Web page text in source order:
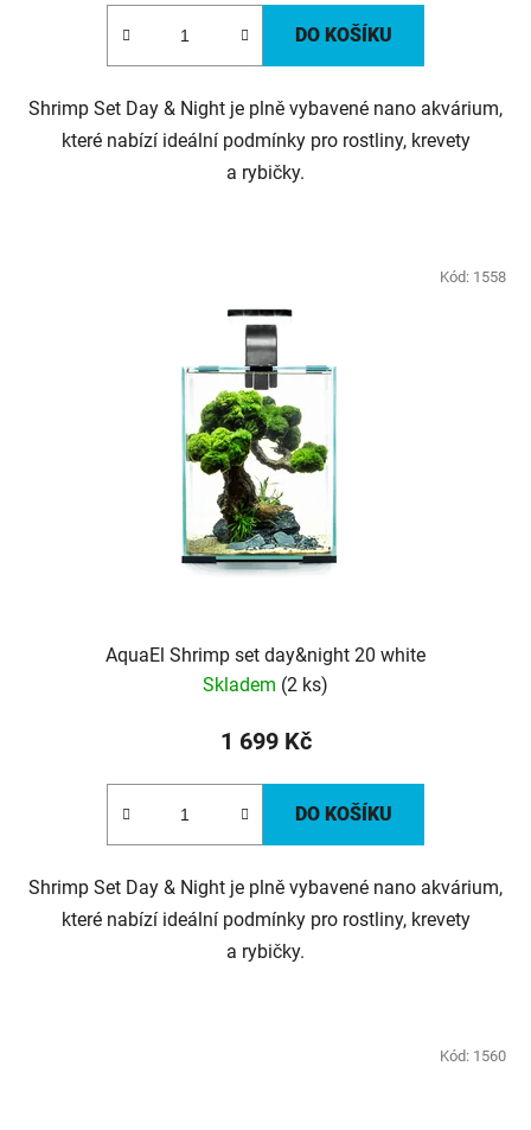
DO KOŠÍKU
Shrimp Set Day & Night je plně vybavené nano akvárium,
které nabízí ideální podmínky pro rostliny, krevety
a rybičky.
AquaEl Shrimp set day&night 20 white
Skladem (2 ks)
1 699 Kč
DO KOŠÍKU
Shrimp Set Day & Night je plně vybavené nano akvárium,
které nabízí ideální podmínky pro rostliny, krevety
a rybičky.
Kód: 1558
Kód: 1560